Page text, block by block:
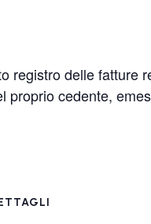
registro delle
proprio cedente,